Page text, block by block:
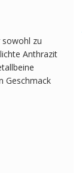
sowohl zu
Anthrazit
Geschmack